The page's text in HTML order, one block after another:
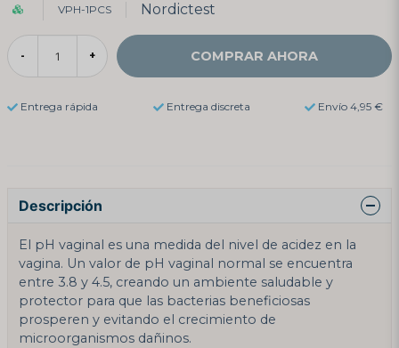
VPH-1PCS Nordictest
- + COMPRAR AHORA
Entrega rápida Entrega discreta Envío 4,95 €
Descripción
El pH vaginal es una medida del nivel de acidez en la
vagina. Un valor de pH vaginal normal se encuentra
entre 3.8 y 4.5, creando un ambiente saludable y
protector para que las bacterias beneficiosas
prosperen y evitando el crecimiento de
microorganismos dañinos.